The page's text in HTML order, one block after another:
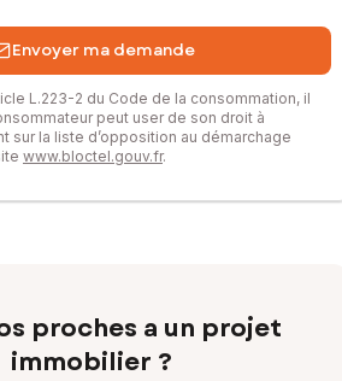
Envoyer ma demande
L.223-2 du Code de la consommation, il
peut user de son droit à
sur la liste d’opposition au démarchage
www.bloctel.gouv.fr.
proches a un projet
immobilier ?